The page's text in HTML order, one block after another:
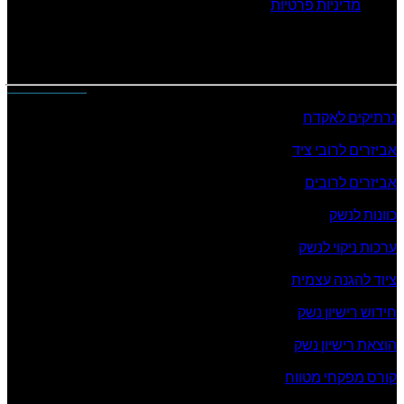
מדיניות פרטיות
נרתיקים לאקדח
אביזרים לרובי ציד
אביזרים לרובים
כוונות לנשק
ערכות ניקוי לנשק
ציוד להגנה עצמית
חידוש רישיון נשק
הוצאת רישיון נשק
קורס מפקחי מטווח